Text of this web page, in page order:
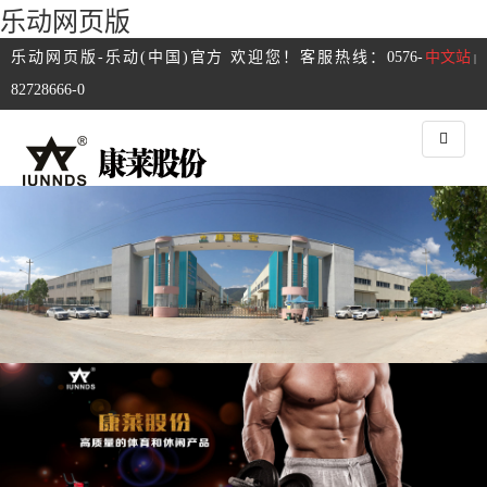
乐动网页版
中文站 |
乐动网页版-乐动(中国)官方 欢迎您！客服热线：0576-
82728666-0